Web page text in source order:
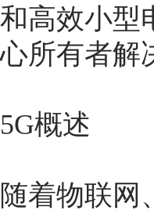
和高效小型
心所有者解
5G概述
随着物联网